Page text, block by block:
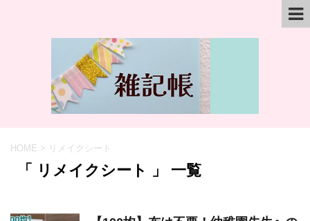
HOME > リメイクシート
「 リメイクシート 」 一覧